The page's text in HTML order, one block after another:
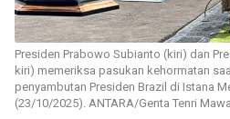
Presiden Prabowo Subianto (kiri) dan
kiri) memeriksa pasukan kehormatan
penyambutan Presiden Brazil di Istana
(23/10/2025). ANTARA/Genta Tenri